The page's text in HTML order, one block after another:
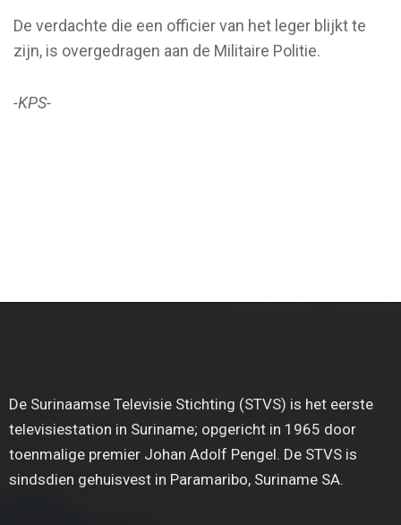
De verdachte die een officier van het leger blijkt te
zijn, is overgedragen aan de Militaire Politie.
-KPS-
De Surinaamse Televisie Stichting (STVS) is het eerste
televisiestation in Suriname; opgericht in 1965 door
toenmalige premier Johan Adolf Pengel. De STVS is
sindsdien gehuisvest in Paramaribo, Suriname SA.